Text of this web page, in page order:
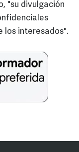
"su divulgación
los interesados".